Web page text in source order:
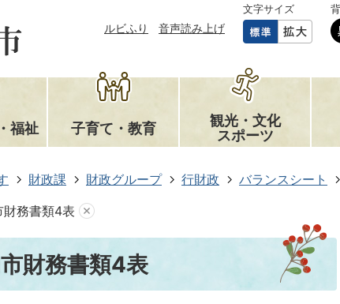
ルビふり 音声読み上げ
文字サイズ
福祉 子育て・教育
観光・文化
スポーツ
財政課 財政グループ 行財政 バランスシート
務書類4表
財務書類4表